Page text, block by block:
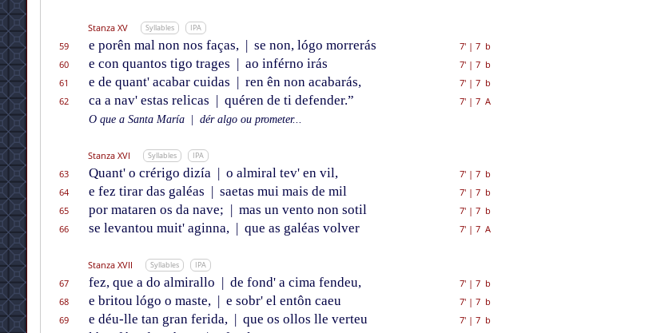
Stanza XV Syllables IPA
59 e porên mal non nos faças, | se non, lógo morrerás 7'| 7 b
60
e con quantos tigo trages | ao inférno irás 7'| 7 b
61
e de quant' acabar cuidas | ren ên non acabarás, 7'| 7 b
62
ca a nav' estas relicas | quéren de ti defender.” 7'| 7 A
O que a Santa María
dér algo ou prometer...
Stanza XVI Syllables IPA
63 Quant' o crérigo dizía | o almiral tev' en vil, 7'| 7 b
64
e fez tirar das galéas | saetas mui mais de mil 7'| 7 b
65
por mataren os da nave; | mas un vento non sotil 7'| 7 b
66
se levantou muit' aginna, | que as galéas volver 7'| 7 A
Stanza XVII Syllables IPA
67 fez, que a do almirallo | de fond' a cima fendeu, 7'| 7 b
68
e britou lógo o maste, | e sobr' el entôn caeu 7'| 7 b
69
e déu-lle tan gran ferida, | que os ollos lle verteu 7'| 7 b